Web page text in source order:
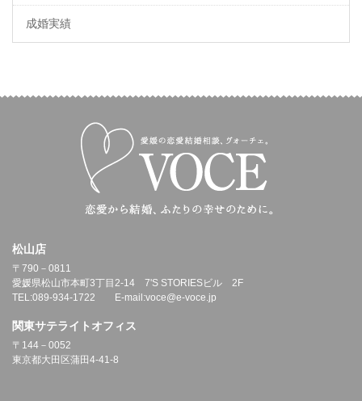
成婚実績
松山店
〒790－0811
愛媛県松山市本町3丁目2-14 7'S STORIESビル 2F
TEL:089-934-1722 E-mail:voce@e-voce.jp
関東サテライトオフィス
〒144－0052
東京都大田区蒲田4-41-8